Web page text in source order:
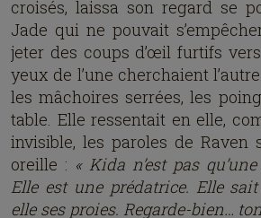
croisés, laissa son regard se
Jade qui ne pouvait
jeter des coups d’œil furtifs
yeux de l’une cherchaient
les mâchoires serrées, les
table. Elle ressentait en elle,
invisible, les paroles de Raven
oreille : « Kida n’est pas
Elle est une prédatrice. Elle
elle ses proies. Regarde-bien…